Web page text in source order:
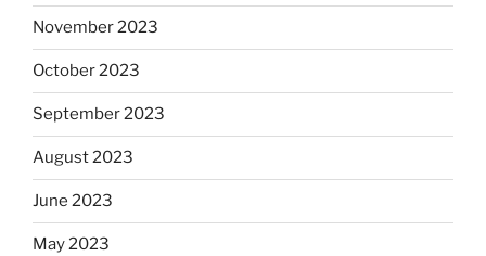
November 2023
October 2023
September 2023
August 2023
June 2023
May 2023